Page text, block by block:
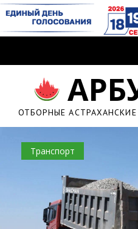
ОТБОРНЫЕ
Транспорт